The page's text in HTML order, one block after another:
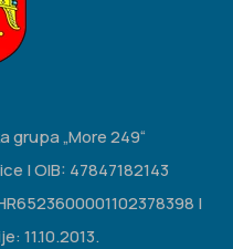
grupa „More 249“
| OIB: 47847182143
|
11.10.2013.